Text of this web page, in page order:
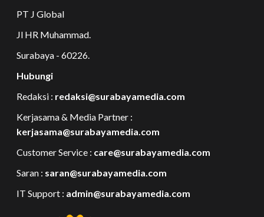
PT J Global
Jl HR Muhammad.
Surabaya - 60226.
Hubungi
Redaksi : redaksi@surabayamedia.com
Kerjasama & Media Partner :
kerjasama@surabayamedia.com
Customer Service : care@surabayamedia.com
Saran : saran@surabayamedia.com
IT Support : admin@surabayamedia.com